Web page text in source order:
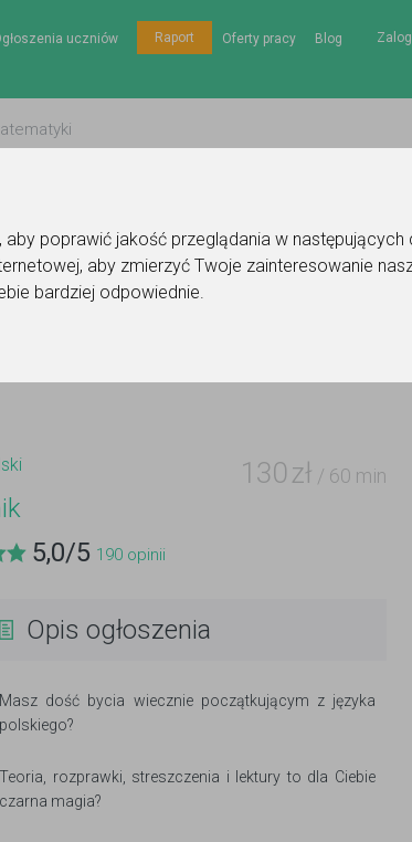
poprawić jakość przeglądania w
, aby zmierzyć Twoje zainteresowanie
bardziej odpowiednie.
uczniów Raport Oferty pracy Blog
- język polski
130 zł / 60 min
5,0/5 190 opinii
Opis ogłoszenia
Masz dość bycia wiecznie początkującym z języka
polskiego?
Teoria, rozprawki, streszczenia i lektury to dla Ciebie
czarna magia?